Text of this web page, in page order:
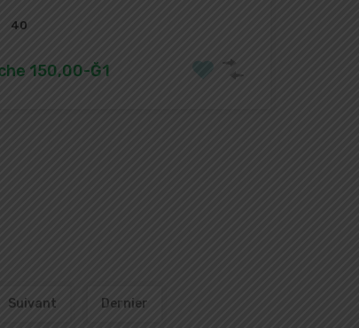
40
150,00-Ğ1
Suivant Dernier